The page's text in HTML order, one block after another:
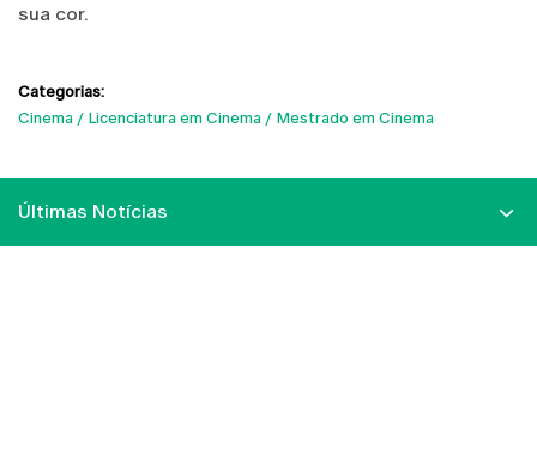
sua cor.
Categorias:
Cinema
Licenciatura em Cinema Mestrado em Cinema
Últimas Notícias